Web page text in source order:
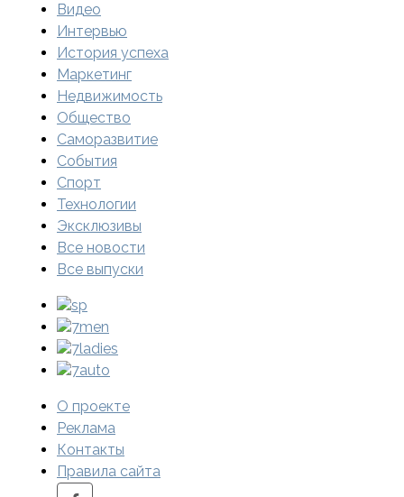
Видео
Интервью
История успеха
Маркетинг
Недвижимость
Общество
Саморазвитие
События
Спорт
Технологии
Эксклюзивы
Все новости
Все выпуски
sp
7men
7ladies
7auto
О проекте
Реклама
Контакты
Правила сайта